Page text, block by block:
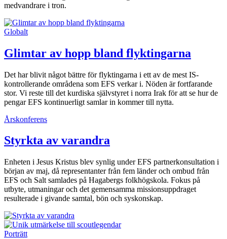
medvandrare i tron.
Globalt
Glimtar av hopp bland flyktingarna
Det har blivit något bättre för flyktingarna i ett av de mest IS-
kontrollerande områdena som EFS verkar i. Nöden är fortfarande
stor. Vi reste till det kurdiska självstyret i norra Irak för att se hur de
pengar EFS kontinuerligt samlar in kommer till nytta.
Årskonferens
Styrkta av varandra
Enheten i Jesus Kristus blev synlig under EFS partnerkonsultation i
början av maj, då representanter från fem länder och ombud från
EFS och Salt samlades på Hagabergs folkhögskola. Fokus på
utbyte, utmaningar och det gemensamma missionsuppdraget
resulterade i givande samtal, bön och syskonskap.
Porträtt